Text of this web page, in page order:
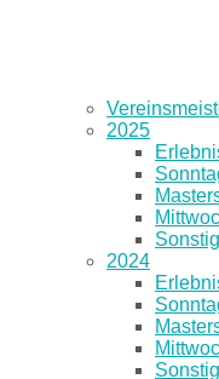
2025
2024